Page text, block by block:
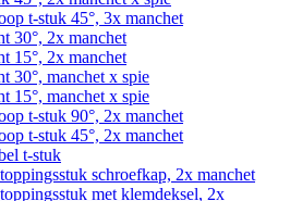
t-stuk 45°, 3x manchet
30°, 2x manchet
15°, 2x manchet
30°, manchet x spie
15°, manchet x spie
t-stuk 90°, 2x manchet
t-stuk 45°, 2x manchet
t-stuk
schroefkap, 2x manchet
met klemdeksel, 2x